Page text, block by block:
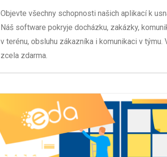
Objevte všechny schopnosti našich aplikací k
Náš software pokryje docházku, zakázky,
v terénu, obsluhu zákazníka i komunikaci v týmu.
zcela zdarma.